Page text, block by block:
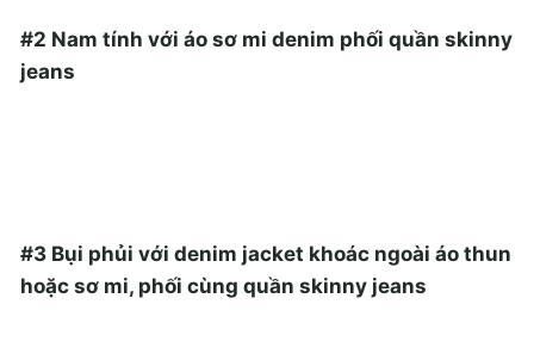
#2 Nam tính với áo sơ mi denim phối quần skinny
jeans
#3 Bụi phủi với denim jacket khoác ngoài áo thun
hoặc sơ mi, phối cùng quần skinny jeans